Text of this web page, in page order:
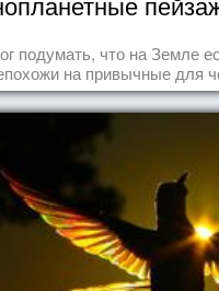
подумать, что на Земле
на привычные для
что кажутся и вовсе